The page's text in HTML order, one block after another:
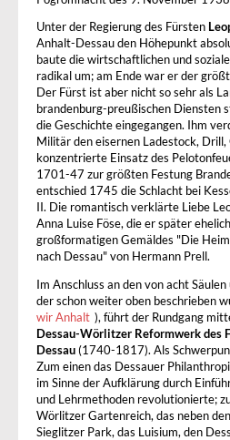
Unter der Regierung des Fürsten
Anhalt-Dessau den Höhepunkt
baute die wirtschaftlichen und
radikal um; am Ende war er der
Der Fürst ist aber nicht so sehr als
brandenburg-preußischen Diensten
die Geschichte eingegangen. Ihm
Militär den eisernen Ladestock,
konzentrierte Einsatz des
1701-47 zur größten Festung
entschied 1745 die Schlacht bei
II. Die romantisch verklärte Liebe
Anna Luise Föse, die er später
großformatigen Gemäldes "Die
nach Dessau" von Hermann Prell.
Im Anschluss an den von acht
der schon weiter oben beschrieben
wir Anhalt ), führt der Rundgang
Dessau-Wörlitzer Reformwerk des
Dessau (1740-1817). Als
Zum einen das Dessauer
im Sinne der Aufklärung durch
und Lehrmethoden revolutionierte;
Wörlitzer Gartenreich, das neben
Sieglitzer Park, das Luisium, den